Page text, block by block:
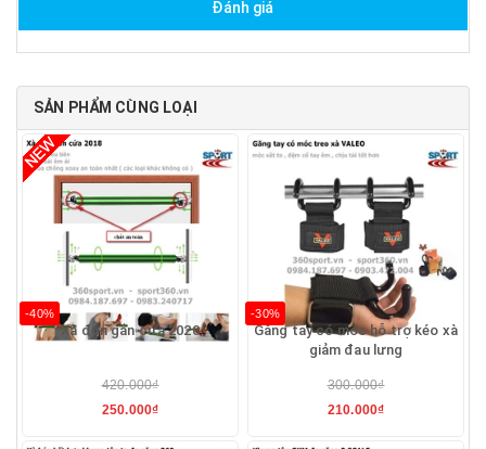
Đánh giá
SẢN PHẨM CÙNG LOẠI
-40%
Xà đơn gắn cửa 2020
420.000₫
250.000₫
-30%
Găng tay có móc hỗ trợ kéo xà
giảm đau lưng
300.000₫
210.000₫